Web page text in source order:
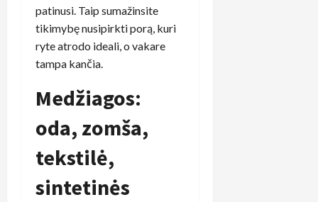
patinusi. Taip sumažinsite
tikimybę nusipirkti porą, kuri
ryte atrodo ideali, o vakare
tampa kančia.
Medžiagos:
oda, zomša,
tekstilė,
sintetinės